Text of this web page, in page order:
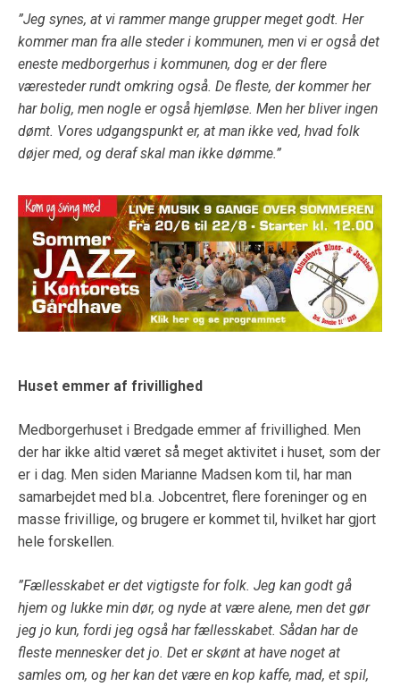
”Jeg synes, at vi rammer mange grupper meget godt. Her
kommer man fra alle steder i kommunen, men vi er også det
eneste medborgerhus i kommunen, dog er der flere
væresteder rundt omkring også. De fleste, der kommer her
har bolig, men nogle er også hjemløse. Men her bliver ingen
dømt. Vores udgangspunkt er, at man ikke ved, hvad folk
døjer med, og deraf skal man ikke dømme.”
Huset emmer af frivillighed
Medborgerhuset i Bredgade emmer af frivillighed. Men
der har ikke altid været så meget aktivitet i huset, som der
er i dag. Men siden Marianne Madsen kom til, har man
samarbejdet med bl.a. Jobcentret, flere foreninger og en
masse frivillige, og brugere er kommet til, hvilket har gjort
hele forskellen.
”Fællesskabet er det vigtigste for folk. Jeg kan godt gå
hjem og lukke min dør, og nyde at være alene, men det gør
jeg jo kun, fordi jeg også har fællesskabet. Sådan har de
fleste mennesker det jo. Det er skønt at have noget at
samles om, og her kan det være en kop kaffe, mad, et spil,